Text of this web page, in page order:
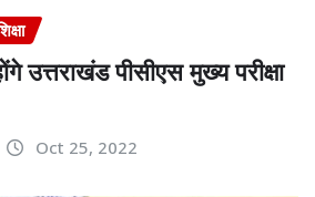
उत्तराखंड पीसीएस मुख्य परीक्षा
Oct 25, 2022